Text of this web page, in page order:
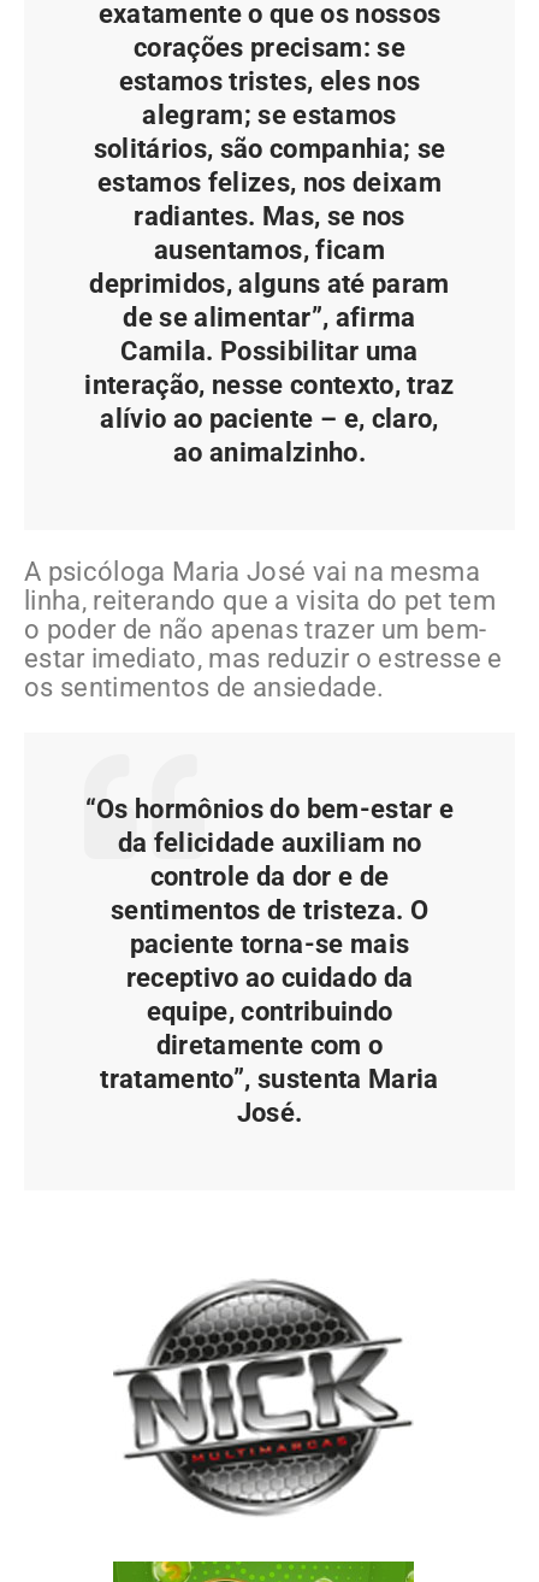
exatamente o que os nossos
corações precisam: se
estamos tristes, eles nos
alegram; se estamos
solitários, são companhia; se
estamos felizes, nos deixam
radiantes. Mas, se nos
ausentamos, ficam
deprimidos, alguns até param
de se alimentar”, afirma
Camila. Possibilitar uma
interação, nesse contexto, traz
alívio ao paciente – e, claro,
ao animalzinho.
A psicóloga Maria José vai na mesma
linha, reiterando que a visita do pet tem
o poder de não apenas trazer um bem-
estar imediato, mas reduzir o estresse e
os sentimentos de ansiedade.
“Os hormônios do bem-estar e
da felicidade auxiliam no
controle da dor e de
sentimentos de tristeza. O
paciente torna-se mais
receptivo ao cuidado da
equipe, contribuindo
diretamente com o
tratamento”, sustenta Maria
José.